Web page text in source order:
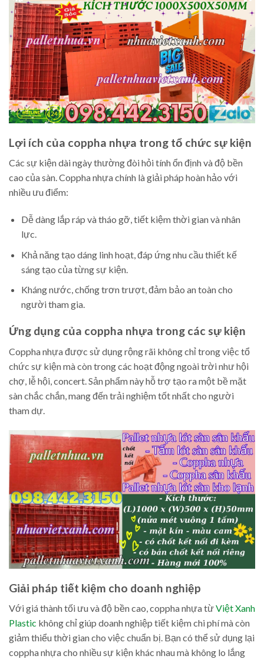
Lợi ích của coppha nhựa trong tổ chức sự kiện
Các sự kiện dài ngày thường đòi hỏi tính ổn định và độ bền
cao của sàn. Coppha nhựa chính là giải pháp hoàn hảo với
nhiều ưu điểm:
Dễ dàng lắp ráp và tháo gỡ, tiết kiệm thời gian và nhân
lực.
Khả năng tạo dáng linh hoạt, đáp ứng nhu cầu thiết kế
sáng tạo của từng sự kiện.
Kháng nước, chống trơn trượt, đảm bảo an toàn cho
người tham gia.
Ứng dụng của coppha nhựa trong các sự kiện
Coppha nhựa được sử dụng rộng rãi không chỉ trong việc tổ
chức sự kiện mà còn trong các hoạt động ngoài trời như hội
chợ, lễ hội, concert. Sản phẩm này hỗ trợ tạo ra một bề mặt
sàn chắc chắn, mang đến trải nghiệm tốt nhất cho người
tham dự.
Giải pháp tiết kiệm cho doanh nghiệp
Với giá thành tối ưu và độ bền cao, coppha nhựa từViệt Xanh
Plastic không chỉ giúp doanh nghiệp tiết kiệm chi phí mà còn
giảm thiểu thời gian cho việc chuẩn bị. Bạn có thể sử dụng lại
coppha nhựa cho nhiều sự kiện khác nhau mà không lo lắng